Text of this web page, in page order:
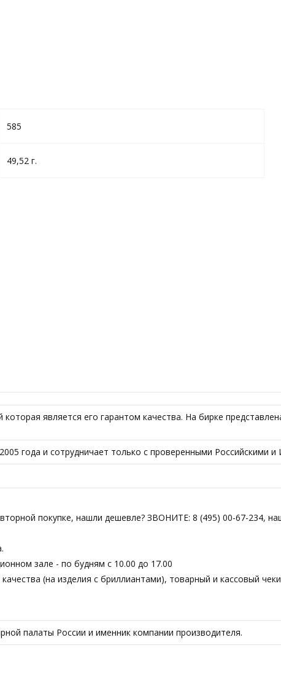
585
49,52 г.
является его гарантом качества. На бирке
года и сотрудничает только с проверенными Российскими
покупке, нашли дешевле? ЗВОНИТЕ: 8 (495) 00-67-234,
зале - по будням с 10.00 до 17.00
(на изделия с бриллиантами), товарный и кассовый
палаты России и именник компании производителя.